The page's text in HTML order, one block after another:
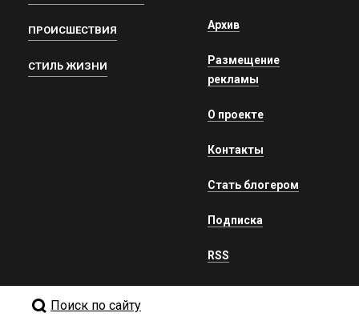
ПРОИСШЕСТВИЯ
СТИЛЬ ЖИЗНИ
Архив
Размещение
рекламы
О проекте
Контакты
Стать блогером
Подписка
RSS
Поиск по сайту